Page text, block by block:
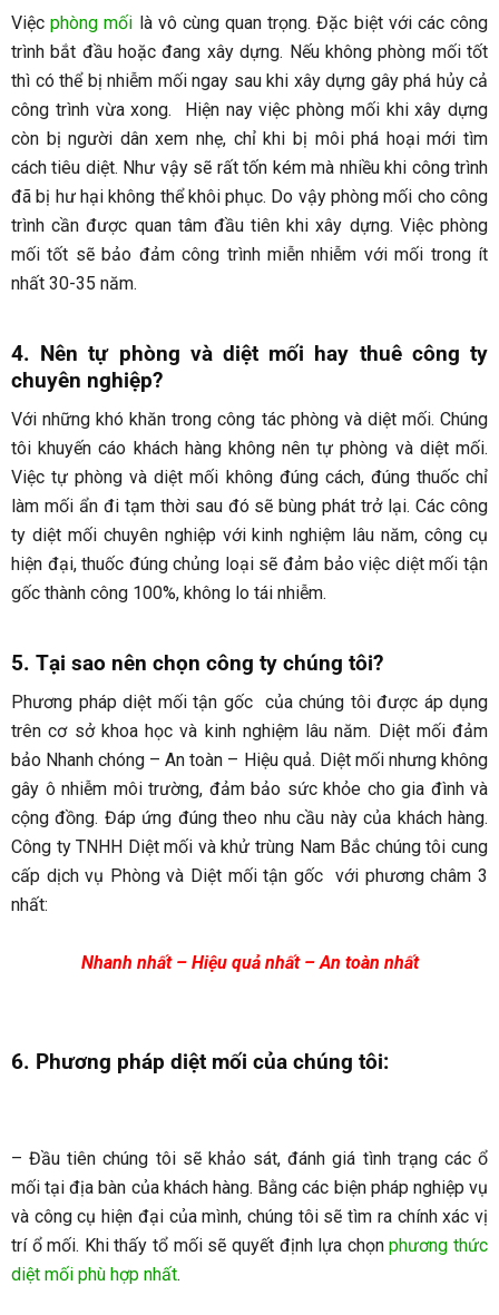
Việcphòng mối là vô cùng quan trọng. Đặc biệt với các công
trình bắt đầu hoặc đang xây dựng. Nếu không phòng mối tốt
thì có thể bị nhiễm mối ngay sau khi xây dựng gây phá hủy cả
công trình vừa xong. Hiện nay việc phòng mối khi xây dựng
còn bị người dân xem nhẹ, chỉ khi bị môi phá hoại mới tìm
cách tiêu diệt. Như vậy sẽ rất tốn kém mà nhiều khi công trình
đã bị hư hại không thể khôi phục. Do vậy phòng mối cho công
trình cần được quan tâm đầu tiên khi xây dựng. Việc phòng
mối tốt sẽ bảo đảm công trình miễn nhiễm với mối trong ít
nhất 30-35 năm.
4. Nên tự phòng và diệt mối hay thuê công ty
chuyên nghiệp?
Với những khó khăn trong công tác phòng và diệt mối. Chúng
tôi khuyến cáo khách hàng không nên tự phòng và diệt mối.
Việc tự phòng và diệt mối không đúng cách, đúng thuốc chỉ
làm mối ẩn đi tạm thời sau đó sẽ bùng phát trở lại. Các công
ty diệt mối chuyên nghiệp với kinh nghiệm lâu năm, công cụ
hiện đại, thuốc đúng chủng loại sẽ đảm bảo việc diệt mối tận
gốc thành công 100%, không lo tái nhiễm.
5. Tại sao nên chọn công ty chúng tôi?
Phương pháp diệt mối tận gốc của chúng tôi được áp dụng
trên cơ sở khoa học và kinh nghiệm lâu năm. Diệt mối đảm
bảo Nhanh chóng – An toàn – Hiệu quả. Diệt mối nhưng không
gây ô nhiễm môi trường, đảm bảo sức khỏe cho gia đình và
cộng đồng. Đáp ứng đúng theo nhu cầu này của khách hàng.
Công ty TNHH Diệt mối và khử trùng Nam Bắc chúng tôi cung
cấp dịch vụ Phòng và Diệt mối tận gốc với phương châm 3
nhất:
Nhanh nhất – Hiệu quả nhất – An toàn nhất
6. Phương pháp diệt mối của chúng tôi:
– Đầu tiên chúng tôi sẽ khảo sát, đánh giá tình trạng các ổ
mối tại địa bàn của khách hàng. Bằng các biện pháp nghiệp vụ
và công cụ hiện đại của mình, chúng tôi sẽ tìm ra chính xác vị
trí ổ mối. Khi thấy tổ mối sẽ quyết định lựa chọnphương thức
diệt mối phù hợp nhất.